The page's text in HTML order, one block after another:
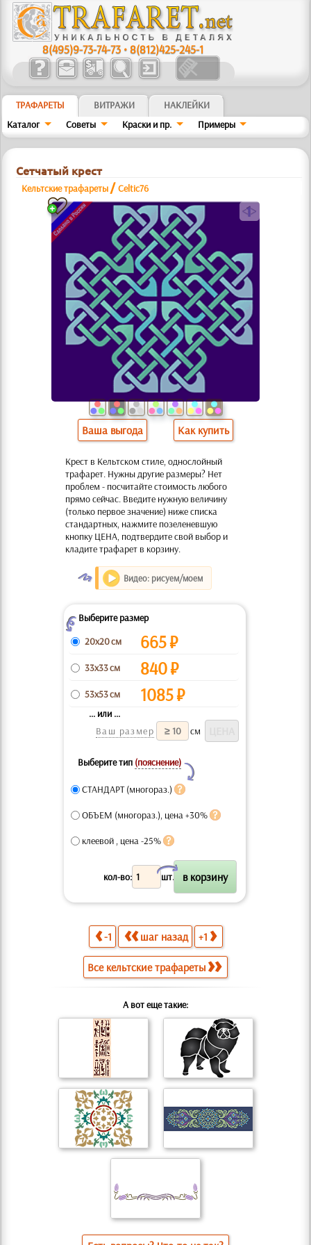
8(495)9-73-74-73 •8(812)425-245-1
ТРАФАРЕТЫ ВИТРАЖИ
НАКЛЕЙКИ
Каталог
Советы Краски и пр. Примеры
Сетчатый крест
Кельтские трафареты /Celtic76
a
Ваша выгода Как купить
Крест в Кельтском стиле, однослойный
трафарет. Нужны другие размеры? Нет
проблем - посчитайте стоимость любого
прямо сейчас. Введите нужную величину
(только первое значение) ниже списка
стандартных, нажмите позеленевшую
кнопку ЦЕНА, подтвердите свой выбор и
кладите трафарет в корзину.
O Видео: рисуем/моем
ZВыберите размер
20x20 см
665₽
33x33 см 840₽
53x53 см 1085₽
... или ...
Ваш размер
см
Выберите тип (пояснение)
Y
СТАНДАРТ (многораз.)
ОБЪЕМ (многораз.), цена +30%
клеевой , цена -25%
кол-во: шт.
X
-1 шаг назад +1
Все кельтские трафареты
А вот еще такие: